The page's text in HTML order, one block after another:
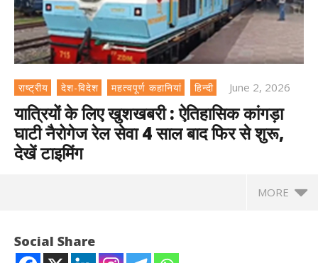
राष्ट्रीय देश-विदेश महत्वपूर्ण कहानियां हिन्दी June 2, 2026
यात्रियों के लिए खुशखबरी : ऐतिहासिक कांगड़ा
घाटी नैरोगेज रेल सेवा 4 साल बाद फिर से शुरू,
देखें टाइमिंग
MORE
Social Share